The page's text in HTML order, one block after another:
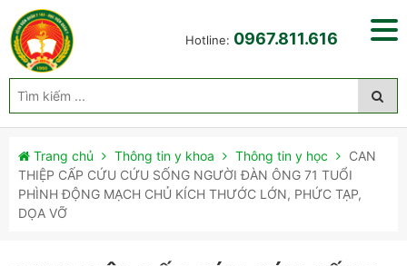
Hotline: 0967.811.616
Trang chủ Thông tin y khoa Thông tin y học
CAN
THIỆP CẤP CỨU CỨU SỐNG NGƯỜI ĐÀN ÔNG 71 TUỔI
PHÌNH ĐỘNG MẠCH CHỦ KÍCH THƯỚC LỚN, PHỨC TẠP,
DỌA VỠ